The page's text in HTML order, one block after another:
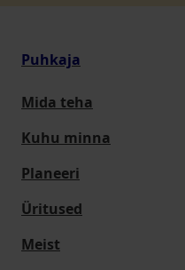
Puhkaja
Mida teha
Kuhu minna
Planeeri
Üritused
Meist